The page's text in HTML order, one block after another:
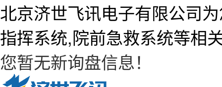
北京济世飞讯电子有限公司
指挥系统,院前急救系统等相
您暂无新询盘信息！